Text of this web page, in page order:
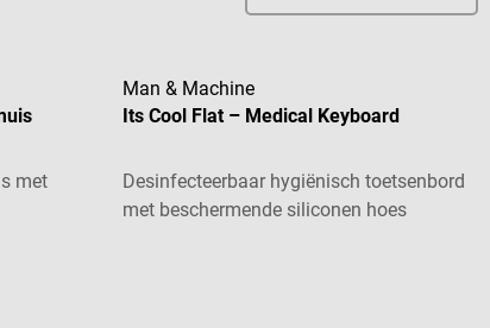
met
Man & Machine
Its Cool Flat – Medical Keyboard
Desinfecteerbaar hygiënisch toetsenbord
met beschermende siliconen hoes